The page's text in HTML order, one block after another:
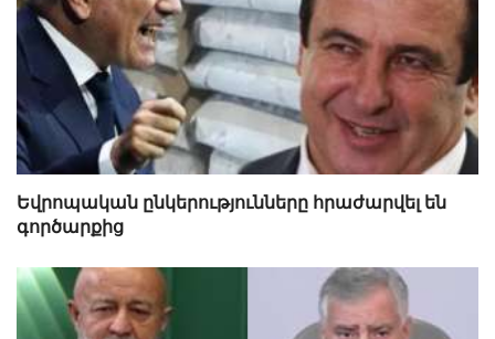
Եվրոպական ընկերությունները հրաժարվել են
գործարքից